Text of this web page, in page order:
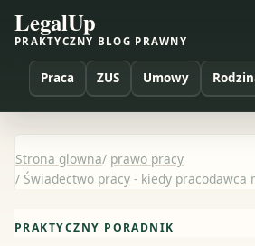
LegalUp
PRAKTYCZNY BLOG PRAWNY
Praca ZUS Umowy
Strona glowna/ prawo pracy
/ Świadectwo pracy - kiedy pracodawca
PRAKTYCZNY PORADNIK